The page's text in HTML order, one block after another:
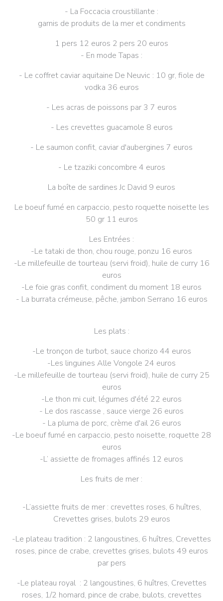
- La Foccacia croustillante :
garnis de produits de la mer et condiments
1 pers 12 euros 2 pers 20 euros
- En mode Tapas :
- Le coffret caviar aquitaine De Neuvic : 10 gr, fiole de
vodka 36 euros
- Les acras de poissons par 3 7 euros
- Les crevettes guacamole 8 euros
- Le saumon confit, caviar d'aubergines 7 euros
- Le tzaziki concombre 4 euros
La boîte de sardines Jc David 9 euros
Le boeuf fumé en carpaccio, pesto roquette noisette les
50 gr 11 euros
Les Entrées :
-Le tataki de thon, chou rouge, ponzu 16 euros
-Le millefeuille de tourteau (servi froid), huile de curry 16
euros
-Le foie gras confit, condiment du moment 18 euros
- La burrata crémeuse, pêche, jambon Serrano 16 euros
Les plats :
-Le tronçon de turbot, sauce chorizo 44 euros
-Les linguines Alle Vongole 24 euros
-Le millefeuille de tourteau (servi froid), huile de curry 25
euros
-Le thon mi cuit, légumes d'été 22 euros
- Le dos rascasse , sauce vierge 26 euros
- La pluma de porc, crème d'ail 26 euros
-Le boeuf fumé en carpaccio, pesto noisette, roquette 28
euros
-L’ assiette de fromages affinés 12 euros
Les fruits de mer :
-L’assiette fruits de mer : crevettes roses, 6 huîtres,
Crevettes grises, bulots 29 euros
-Le plateau tradition : 2 langoustines, 6 huîtres, Crevettes
roses, pince de crabe, crevettes grises, bulots 49 euros
par pers
-Le plateau royal : 2 langoustines, 6 huîtres, Crevettes
roses, 1/2 homard, pince de crabe, bulots, crevettes